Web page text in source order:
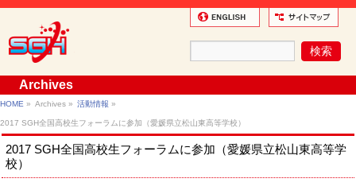
Archives
HOME » Archives » 活動情報 »
2017 SGH全国高校生フォーラムに参加（愛媛県立松山東高等学校）
2017 SGH全国高校生フォーラムに参加（愛媛県立松山東高等学
校）